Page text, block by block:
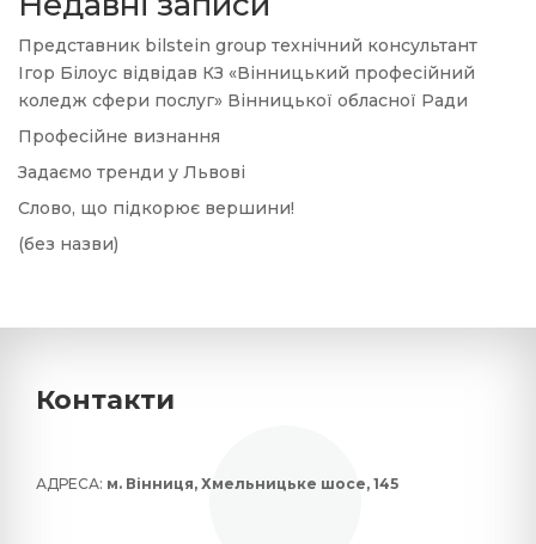
Представник bilstein group технічний консультант
Ігор Білоус відвідав КЗ «Вінницький професійний
коледж сфери послуг» Вінницької обласної Ради
Професійне визнання
Задаємо тренди у Львові
Слово, що підкорює вершини!
(без назви)
Контакти
АДРЕСА: м. Вінниця, Хмельницьке шосе, 145